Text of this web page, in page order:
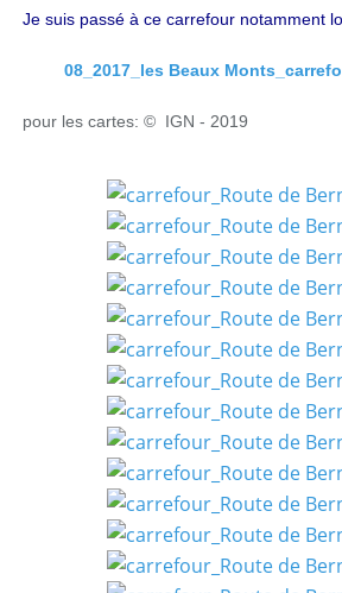
Je suis passé à ce carrefour notamment
08_2017_les Beaux
pour les cartes: © IGN - 2019